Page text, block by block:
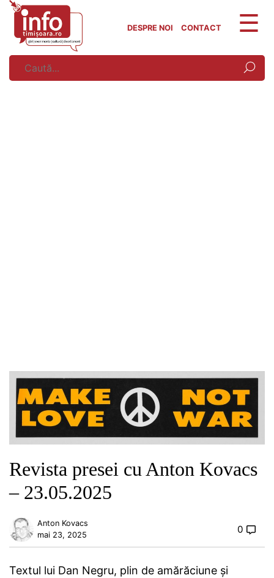
Skip
content
DESPRE NOI CONTACT
Revista presei cu Anton Kovacs
– 23.05.2025
Anton Kovacs
mai 23, 2025
0
Textul lui Dan Negru, plin de amărăciune și